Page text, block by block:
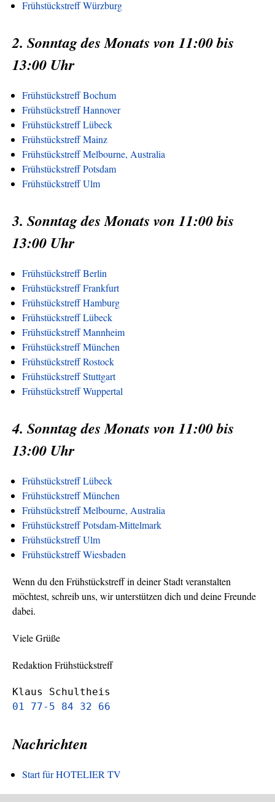
Frühstückstreff Würzburg
2. Sonntag des Monats von 11:00 bis
13:00 Uhr
Frühstückstreff Bochum
Frühstückstreff Hannover
Frühstückstreff Lübeck
Frühstückstreff Mainz
Frühstückstreff Melbourne, Australia
Frühstückstreff Potsdam
Frühstückstreff Ulm
3. Sonntag des Monats von 11:00 bis
13:00 Uhr
Frühstückstreff Berlin
Frühstückstreff Frankfurt
Frühstückstreff Hamburg
Frühstückstreff Lübeck
Frühstückstreff Mannheim
Frühstückstreff München
Frühstückstreff Rostock
Frühstückstreff Stuttgart
Frühstückstreff Wuppertal
4. Sonntag des Monats von 11:00 bis
13:00 Uhr
Frühstückstreff Lübeck
Frühstückstreff München
Frühstückstreff Melbourne, Australia
Frühstückstreff Potsdam-Mittelmark
Frühstückstreff Ulm
Frühstückstreff Wiesbaden
Wenn du den Frühstückstreff in deiner Stadt veranstalten
möchtest, schreib uns, wir unterstützen dich und deine Freunde
dabei.
Viele Grüße
Redaktion Frühstückstreff
Klaus Schultheis
01 77-5 84 32 66
Nachrichten
Start für HOTELIER TV